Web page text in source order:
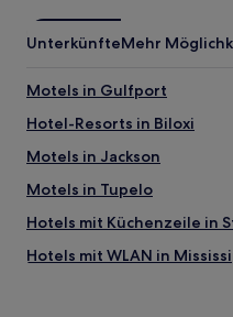
UnterkünfteMehr
Motels in Gulfport
Hotel-Resorts in Biloxi
Motels in Jackson
Motels in Tupelo
Hotels mit Küchenzeile in
Hotels mit WLAN in